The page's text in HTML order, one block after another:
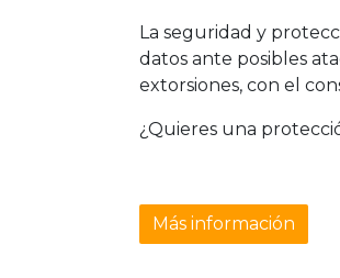
La seguridad y
datos ante posibles
extorsiones, con el
¿Quieres una
Más información